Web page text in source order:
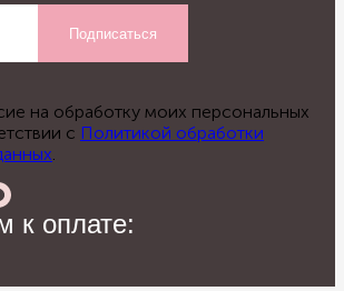
Подписаться
на обработку моих персональных
с Политикой обработки
.
к оплате: